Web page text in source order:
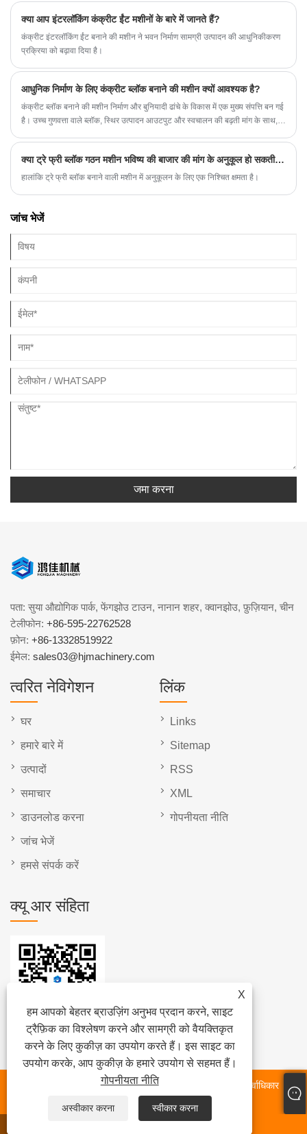
क्या आप इंटरलॉकिंग कंक्रीट ईंट मशीनों के बारे में जानते हैं?
कंक्रीट इंटरलॉकिंग ईंट बनाने की मशीन ने भवन निर्माण सामग्री उत्पादन की आधुनिकीकरण
प्रक्रिया को बढ़ावा दिया है।
आधुनिक निर्माण के लिए कंक्रीट ब्लॉक बनाने की मशीन क्यों आवश्यक है?
कंक्रीट ब्लॉक बनाने की मशीन निर्माण और बुनियादी ढांचे के विकास में एक मुख्य संपत्ति बन गई
है। उच्च गुणवत्ता वाले ब्लॉक, स्थिर उत्पादन आउटपुट और स्वचालन की बढ़ती मांग के साथ,
क्या ट्रे फ्री ब्लॉक गठन मशीन भविष्य की बाजार की मांग के अनुकूल हो सकती है?
हालांकि ट्रे फ्री ब्लॉक बनाने वाली मशीन में अनुकूलन के लिए एक निश्चित क्षमता है।
जांच भेजें
जमा करना
X
हम आपको बेहतर ब्राउज़िंग अनुभव प्रदान करने, साइट
ट्रैफ़िक का विश्लेषण करने और सामग्री को वैयक्तिकृत
करने के लिए कुकीज़ का उपयोग करते हैं। इस साइट का
उपयोग करके, आप कुकीज़ के हमारे उपयोग से सहमत हैं।
गोपनीयता नीति
अस्वीकार करना स्वीकार करना
पता: सुया औद्योगिक पार्क, फेंगझोउ टाउन, नानान शहर, क्वानझोउ, फ़ुज़ियान, चीन
टेलीफोन: +86-595-22762528
फ़ोन: +86-13328519922
ईमेल: sales03@hjmachinery.com
त्वरित नेविगेशन
घर
हमारे बारे में
उत्पादों
समाचार
डाउनलोड करना
जांच भेजें
हमसे संपर्क करें
लिंक
Links
Sitemap
RSS
XML
गोपनीयता नीति
क्यू आर संहिता
कॉपीराइट © 2024 फ़ुज़ियान क्वानझोउ होंगजिया मशीनरी कं, लिमिटेड सर्वाधिकार